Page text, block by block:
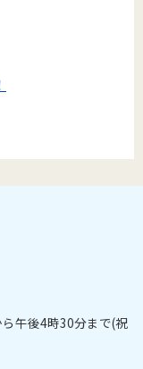
午後4時30分まで(祝